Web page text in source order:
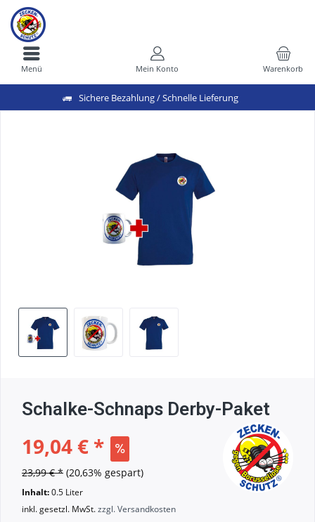
Sichere Bezahlung / Schnelle Lieferung
Warenkorb
Mein Konto
Menü
Schalke-Schnaps Derby-Paket
19,04 € *
23,99 € * (20,63% gespart)
Inhalt:0.5 Liter
inkl. gesetzl. MwSt.zzgl. Versandkosten